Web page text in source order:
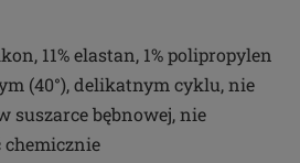
11% elastan, 1% polipropylen
(40°), delikatnym cyklu, nie
suszarce bębnowej, nie
chemicznie